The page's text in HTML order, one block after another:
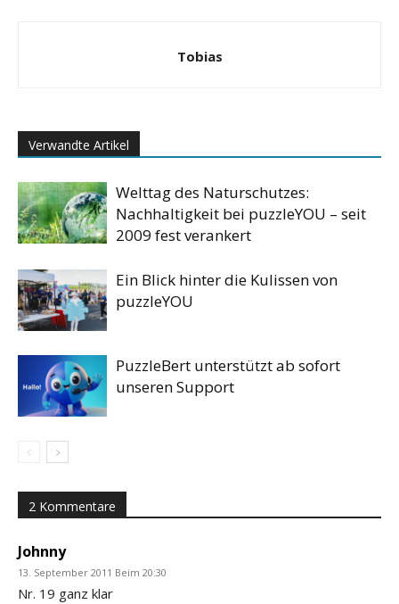
Tobias
Verwandte Artikel
Welttag des Naturschutzes:
Nachhaltigkeit bei puzzleYOU – seit
2009 fest verankert
Ein Blick hinter die Kulissen von
puzzleYOU
PuzzleBert unterstützt ab sofort
unseren Support
2 Kommentare
Johnny
13. September 2011 Beim 20:30
Nr. 19 ganz klar